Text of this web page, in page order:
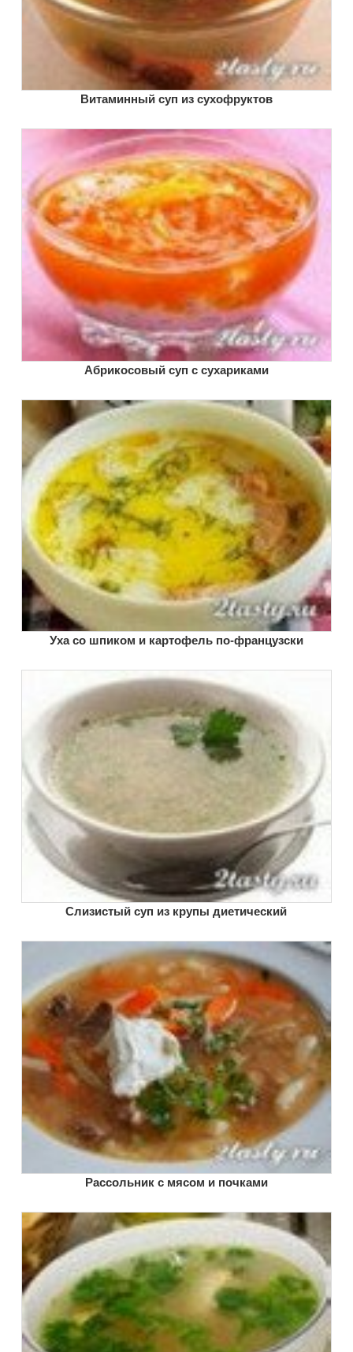
Витаминный суп из сухофруктов
Абрикосовый суп с сухариками
Уха со шпиком и картофель по-французски
Слизистый суп из крупы диетический
Рассольник с мясом и почками